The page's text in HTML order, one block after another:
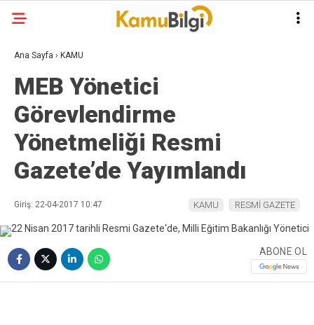
Ana Sayfa › KAMU
MEB Yönetici
Görevlendirme
Yönetmeliği Resmi
Gazete’de Yayımlandı
Giriş: 22-04-2017 10:47 KAMU RESMİ GAZETE
ABONE OL